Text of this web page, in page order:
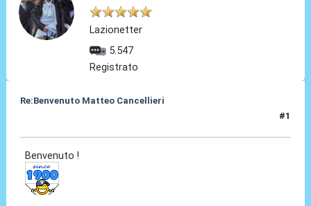
Lazionetter
5.547
Registrato
Re:Benvenuto Matteo Cancellieri
#1
Benvenuto !